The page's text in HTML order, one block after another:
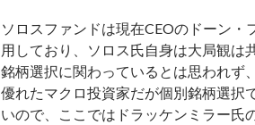
ソロスファンドは現在CEOのドーン・
用しており、ソロス氏自身は大局観は
銘柄選択に関わっているとは思われず
優れたマクロ投資家だが個別銘柄選択
いので、ここではドラッケンミラー氏